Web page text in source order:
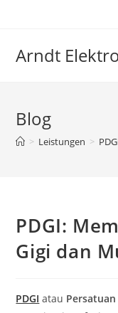
Arndt
Blog
> Leistungen >
PDGI:
Gigi dan
PDGI atau